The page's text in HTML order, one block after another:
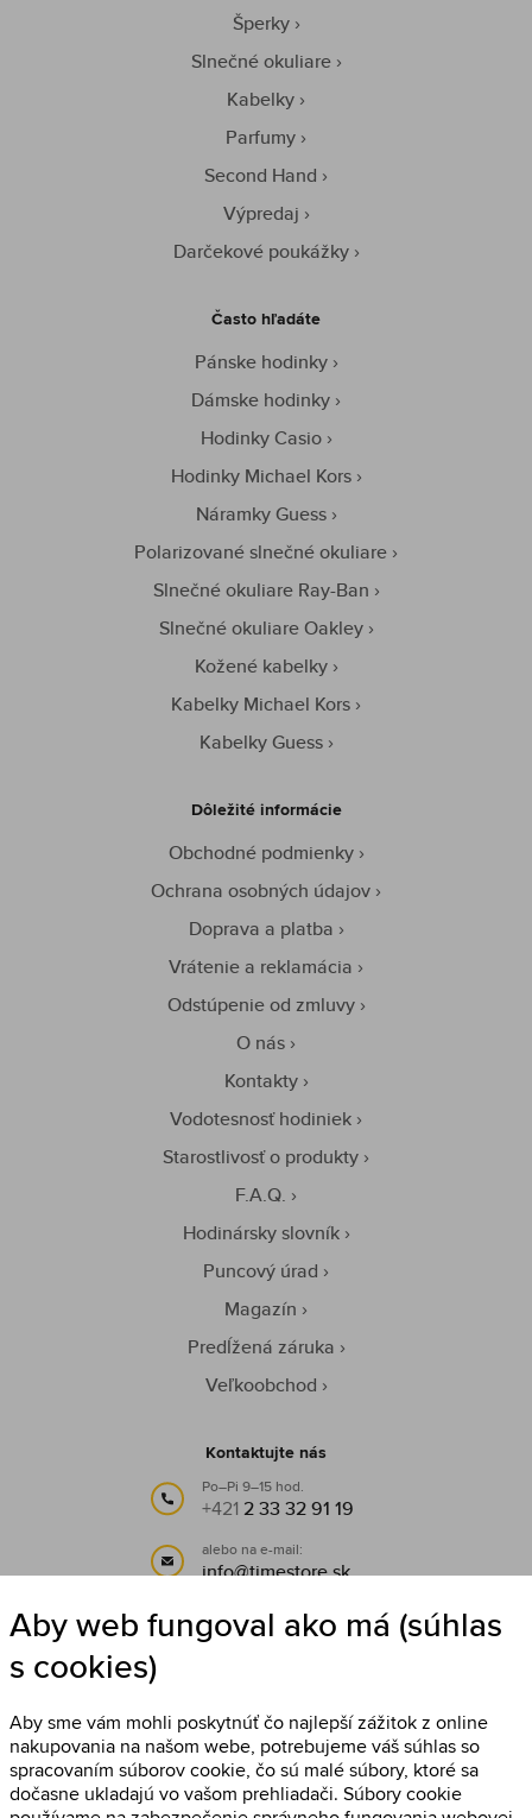
Šperky
Slnečné okuliare
Kabelky
Parfumy
Second Hand
Výpredaj
Darčekové poukážky
Často hľadáte
Pánske hodinky
Dámske hodinky
Hodinky Casio
Hodinky Michael Kors
Náramky Guess
Polarizované slnečné okuliare
Slnečné okuliare Ray-Ban
Slnečné okuliare Oakley
Kožené kabelky
Kabelky Michael Kors
Kabelky Guess
Dôležité informácie
Obchodné podmienky
Ochrana osobných údajov
Doprava a platba
Vrátenie a reklamácia
Odstúpenie od zmluvy
O nás
Kontakty
Vodotesnosť hodiniek
Starostlivosť o produkty
F.A.Q.
Hodinársky slovník
Puncový úrad
Magazín
Predĺžená záruka
Veľkoobchod
Kontaktujte nás
Po–Pi 9–15 hod.
+421 2 33 32 91 19
alebo na e-mail:
info@timestore.sk
Sledujte nás
Aby web fungoval ako má (súhlas
s cookies)
Aby sme vám mohli poskytnúť čo najlepší zážitok z online
nakupovania na našom webe, potrebujeme váš súhlas so
spracovaním súborov cookie, čo sú malé súbory, ktoré sa
dočasne ukladajú vo vašom prehliadači. Súbory cookie